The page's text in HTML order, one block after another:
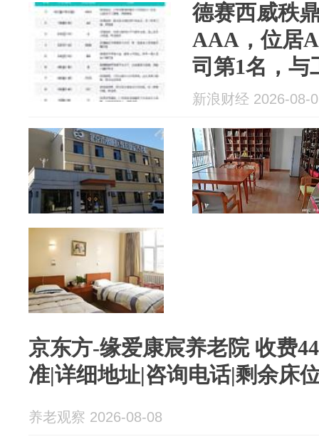
德赛西威秩
AAA，位居
司第1名，与
高于海光信
新浪财经 2026-08-
京东方-缘爱康宸养老院 收费
准|详细地址|咨询电话|剩余床
养老观察 2026-08-08